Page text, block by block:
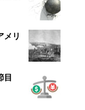
メリ
目